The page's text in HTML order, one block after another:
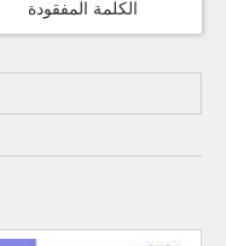
الكلمة المفقودة